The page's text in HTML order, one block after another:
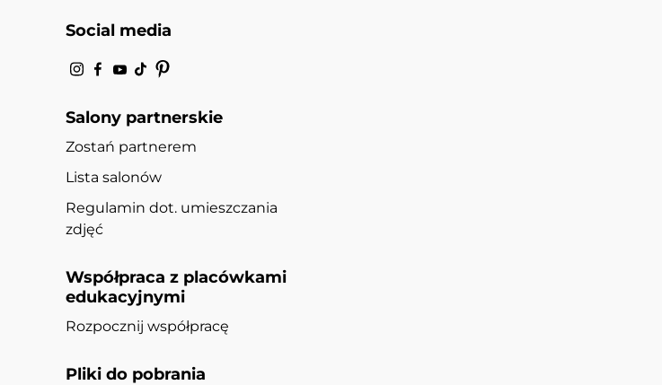
Social media
Salony partnerskie
Zostań partnerem
Lista salonów
Regulamin dot. umieszczania
zdjęć
Współpraca z placówkami
edukacyjnymi
Rozpocznij współpracę
Pliki do pobrania